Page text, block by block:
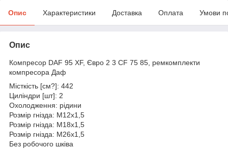
Опис Характеристики Доставка Оплата Умови
Опис
Компресор DAF 95 XF, Євро 2 3 CF 75 85, ремкомплекти
компресора Даф
Місткість [см?]: 442
Циліндри [шт]: 2
Охолодження: рідини
Розмір гнізда: M12x1,5
Розмір гнізда: M18x1,5
Розмір гнізда: M26x1,5
Без робочого шківа